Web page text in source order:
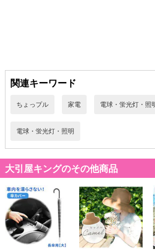
関連キーワード
ちょっプル 家電 電球・蛍光灯・照
電球・蛍光灯・照明
大引屋キングのその他商品